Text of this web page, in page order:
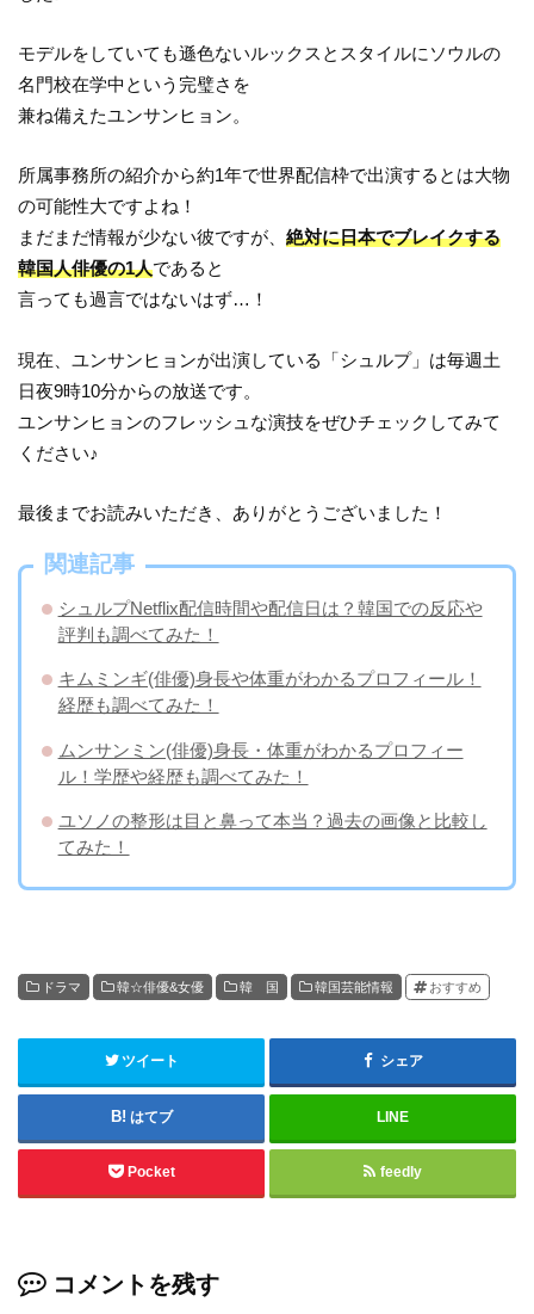
モデルをしていても遜色ないルックスとスタイルにソウルの
名門校在学中という完璧さを
兼ね備えたユンサンヒョン。
所属事務所の紹介から約1年で世界配信枠で出演するとは大物
の可能性大ですよね！
まだまだ情報が少ない彼ですが、絶対に日本でブレイクする
韓国人俳優の1人であると
言っても過言ではないはず…！
現在、ユンサンヒョンが出演している「シュルプ」は毎週土
日夜9時10分からの放送です。
ユンサンヒョンのフレッシュな演技をぜひチェックしてみて
ください♪
最後までお読みいただき、ありがとうございました！
関連記事
シュルプNetflix配信時間や配信日は？韓国での反応や
評判も調べてみた！
キムミンギ(俳優)身長や体重がわかるプロフィール！
経歴も調べてみた！
ムンサンミン(俳優)身長・体重がわかるプロフィー
ル！学歴や経歴も調べてみた！
ユソノの整形は目と鼻って本当？過去の画像と比較し
てみた！
ドラマ 韓☆俳優&女優 韓 国 韓国芸能情報 おすすめ
ツイート シェア
はてブ LINE
Pocket feedly
コメントを残す